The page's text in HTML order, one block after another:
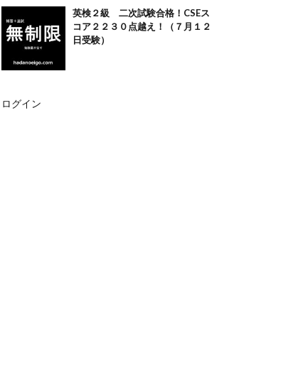
英検２級 二次試験合格！CSEス
コア２２３０点越え！（７月１２
日受験）
ログイン